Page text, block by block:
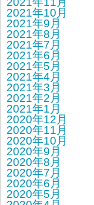
2021年10月
2021年9月
2021年8月
2021年7月
2021年6月
2021年5月
2021年4月
2021年3月
2021年2月
2021年1月
2020年12月
2020年11月
2020年10月
2020年9月
2020年8月
2020年7月
2020年6月
2020年5月